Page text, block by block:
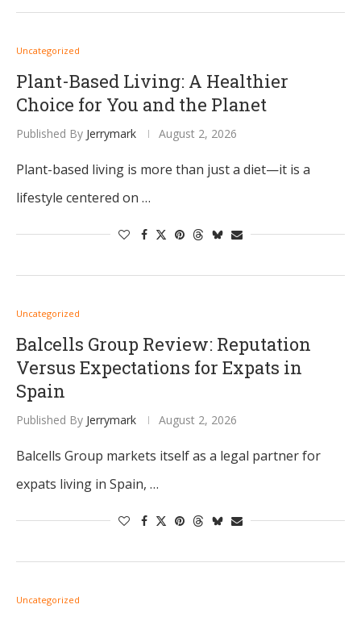
Uncategorized
Plant-Based Living: A Healthier
Choice for You and the Planet
Published By Jerrymark August 2, 2026
Plant-based living is more than just a diet—it is a
lifestyle centered on …
Uncategorized
Balcells Group Review: Reputation
Versus Expectations for Expats in
Spain
Published By Jerrymark August 2, 2026
Balcells Group markets itself as a legal partner for
expats living in Spain, …
Uncategorized